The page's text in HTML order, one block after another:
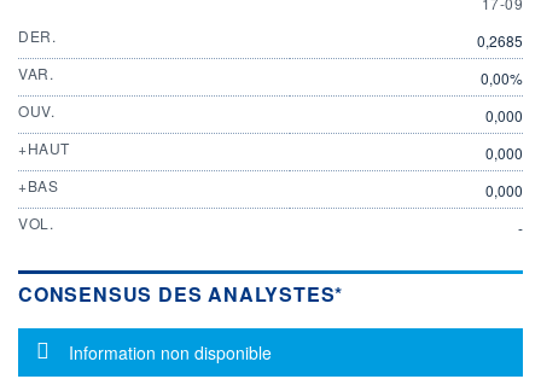
DER.
0,2685
VAR.
0,00%
OUV.
0,000
+HAUT
0,000
+BAS
0,000
VOL.
-
CONSENSUS DES ANALYSTES*
Message d'information
Information non disponible